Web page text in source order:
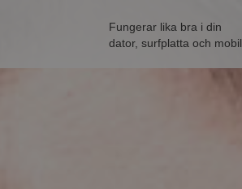
Fungerar lika bra i din
dator, surfplatta och mobil